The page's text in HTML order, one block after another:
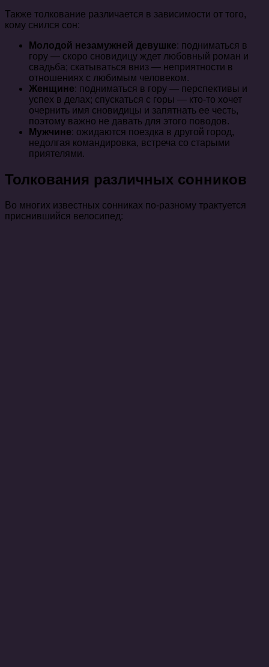
Также толкование различается в зависимости от того,
кому снился сон:
Молодой незамужней девушке: подниматься в
гору — скоро сновидицу ждет любовный роман и
свадьба; скатываться вниз — неприятности в
отношениях с любимым человеком.
Женщине: подниматься в гору — перспективы и
успех в делах; спускаться с горы — кто-то хочет
очернить имя сновидицы и запятнать ее честь,
поэтому важно не давать для этого поводов.
Мужчине: ожидаются поездка в другой город,
недолгая командировка, встреча со старыми
приятелями.
Толкования различных сонников
Во многих известных сонниках по-разному трактуется
приснившийся велосипед: